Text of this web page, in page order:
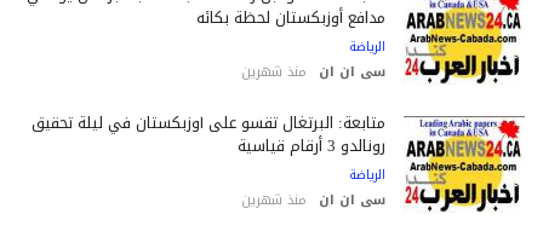
مدافع أوزبكستان لحظة بكائه
الرياضة
سى ان ان منذ شهرين
متابعة: البرتغال تقسو على أوزبكستان في ليلة تحقيق
رونالدو 3 أرقام قياسية
الرياضة
سى ان ان منذ شهرين